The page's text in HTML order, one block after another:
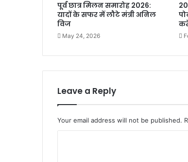
पूर्व छात्र मिलन समारोह 2026:
यादों के सफर में लौटे मंत्री अनिल
विज
May 24, 2026
Leave a Reply
Your email address will not be published.